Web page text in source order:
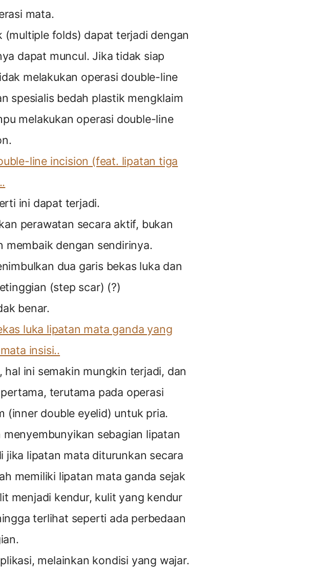
mata.
folds) dapat terjadi dengan
dapat muncul. Jika tidak siap
melakukan operasi double-line
spesialis bedah plastik mengklaim
melakukan operasi double-line
line incision (feat. lipatan tiga
ini dapat terjadi.
perawatan secara aktif, bukan
membaik dengan sendirinya.
dua garis bekas luka dan
(step scar) (?)
benar.
luka lipatan mata ganda yang
insisi..
ini semakin mungkin terjadi, dan
terutama pada operasi
(inner double eyelid) untuk pria.
sebagian lipatan
jika lipatan mata diturunkan secara
memiliki lipatan mata ganda sejak
menjadi kendur, kulit yang kendur
terlihat seperti ada perbedaan
melainkan kondisi yang wajar.